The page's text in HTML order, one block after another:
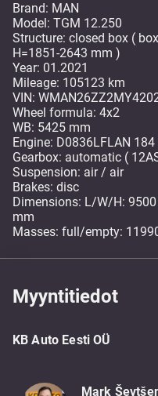
Brand: MAN
Model: TGM 12.250
Structure: closed box (
H=1851-2643 mm )
Year: 01.2021
Mileage: 105123 km
VIN:
Wheel formula: 4x2
WB: 5425 mm
Engine: D0836LFLAN
Gearbox: automatic (
Suspension: air / air
Brakes: disc
Dimensions: L/W/H:
mm
Masses: full/empty:
Myyntitiedot
KB Auto Eesti OÜ
Mark